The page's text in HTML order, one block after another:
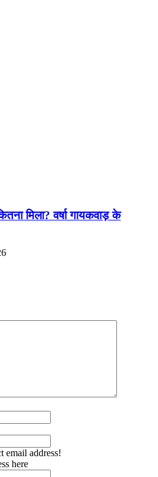
मिला? वर्षा गायकवाड़ के
email address!
here